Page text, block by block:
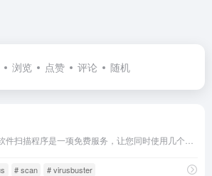
浏览 点赞 评论 随机
# scan # virusbuster